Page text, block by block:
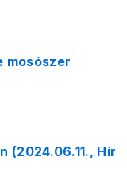
mosószer
(2024.06.11., Hír